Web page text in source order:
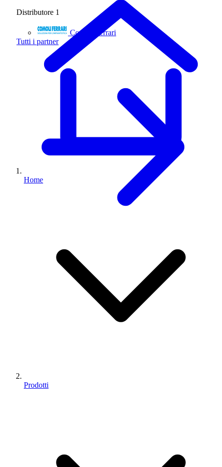
Distributore 1
Comoli Ferrari
Tutti i partner
Home
Prodotti